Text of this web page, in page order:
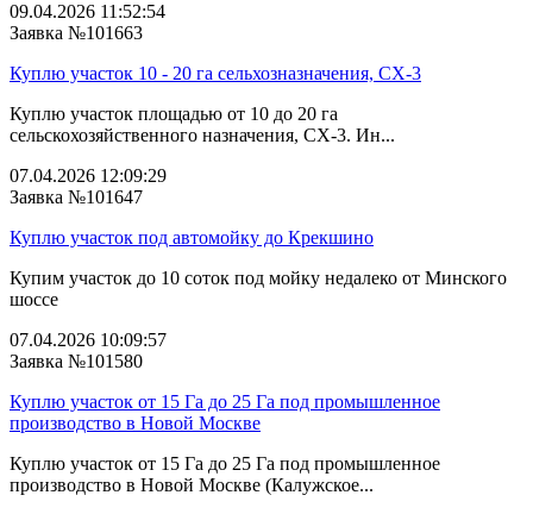
09.04.2026 11:52:54
Заявка №101663
Куплю участок 10 - 20 га сельхозназначения, СХ-3
Куплю участок площадью от 10 до 20 га
сельскохозяйственного назначения, СХ-3. Ин...
07.04.2026 12:09:29
Заявка №101647
Куплю участок под автомойку до Крекшино
Купим участок до 10 соток под мойку недалеко от Минского
шоссе
07.04.2026 10:09:57
Заявка №101580
Куплю участок от 15 Га до 25 Га под промышленное
производство в Новой Москве
Куплю участок от 15 Га до 25 Га под промышленное
производство в Новой Москве (Калужское...